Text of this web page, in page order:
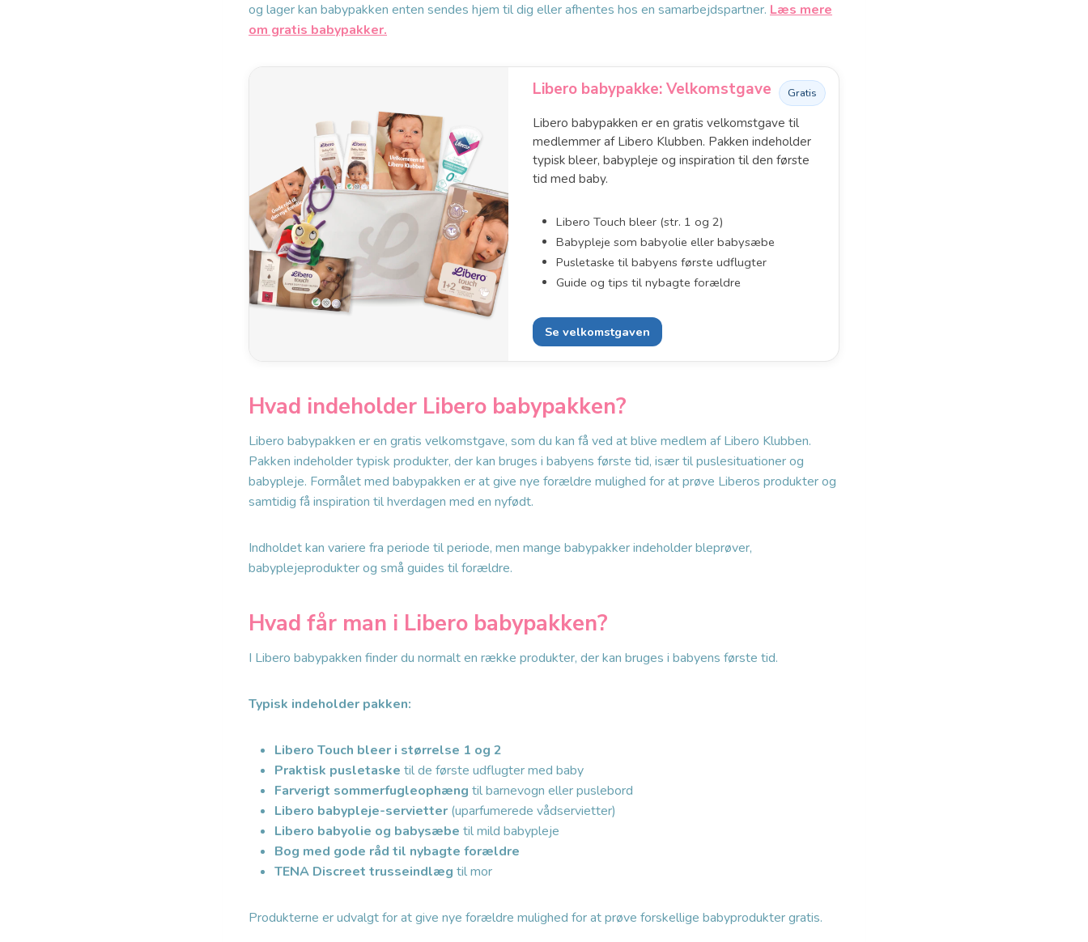
og lager kan babypakken enten sendes hjem til dig eller afhentes hos en samarbejdspartner. Læs mere
om gratis babypakker.
Libero babypakke: Velkomstgave Gratis
Libero babypakken er en gratis velkomstgave til
medlemmer af Libero Klubben. Pakken indeholder
typisk bleer, babypleje og inspiration til den første
tid med baby.
Libero Touch bleer (str. 1 og 2)
Babypleje som babyolie eller babysæbe
Pusletaske til babyens første udflugter
Guide og tips til nybagte forældre
Se velkomstgaven
Hvad indeholder Libero babypakken?
Libero babypakken er en gratis velkomstgave, som du kan få ved at blive medlem af Libero Klubben.
Pakken indeholder typisk produkter, der kan bruges i babyens første tid, især til puslesituationer og
babypleje. Formålet med babypakken er at give nye forældre mulighed for at prøve Liberos produkter og
samtidig få inspiration til hverdagen med en nyfødt.
Indholdet kan variere fra periode til periode, men mange babypakker indeholder bleprøver,
babyplejeprodukter og små guides til forældre.
Hvad får man i Libero babypakken?
I Libero babypakken finder du normalt en række produkter, der kan bruges i babyens første tid.
Typisk indeholder pakken:
Libero Touch bleer i størrelse 1 og 2
Praktisk pusletaske til de første udflugter med baby
Farverigt sommerfugleophæng til barnevogn eller puslebord
Libero babypleje-servietter (uparfumerede vådservietter)
Libero babyolie og babysæbe til mild babypleje
Bog med gode råd til nybagte forældre
TENA Discreet trusseindlæg til mor
Produkterne er udvalgt for at give nye forældre mulighed for at prøve forskellige babyprodukter gratis.